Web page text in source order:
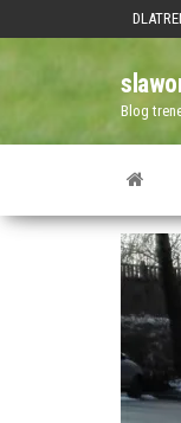
Blog